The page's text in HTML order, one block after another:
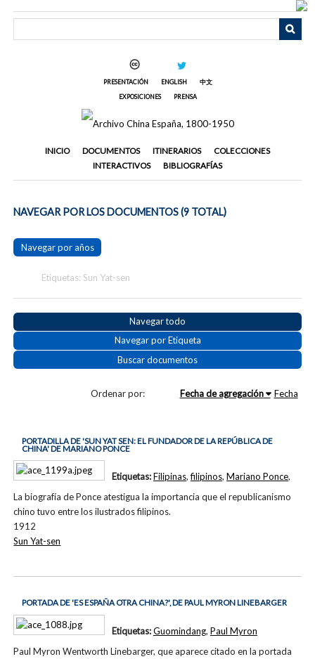
PRESENTACIÓN ENGLISH
中文
EXPOSICIONES
PRENSA
INICIO DOCUMENTOS ITINERARIOS
COLECCIONES
INTERACTIVOS
BIBLIOGRAFÍAS
NAVEGAR POR LOS DOCUMENTOS (9 TOTAL)
Navegar por años
Etiquetas: Sun Yat-sen
Navegar todo
Navegar por Etiqueta
Buscar documentos
Ordenar por: Fecha de agregación Fecha
PORTADILLA DE 'SUN YAT SEN: EL FUNDADOR DE LA REPÚBLICA DE
CHINA' DE MARIANO PONCE
La biografía de Ponce atestigua la importancia que el republicanismo
chino tuvo entre los ilustrados filipinos.
1912
Etiquetas:Filipinas,filipinos, Mariano Ponce,
Sun Yat-sen
PORTADA DE 'ES ESPAÑA OTRA CHINA?', DE PAUL MYRON LINEBARGER
Paul Myron Wentworth Linebarger, que aparece citado en la portada
Etiquetas:Guomindang, Paul Myron